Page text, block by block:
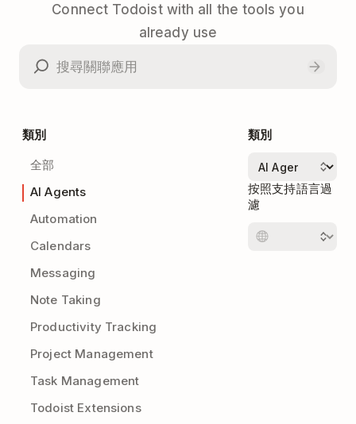
Connect Todoist with all the tools you
already use
類別
全部
AI Agents
Automation
Calendars
Messaging
Note Taking
Productivity Tracking
Project Management
Task Management
Todoist Extensions
類別
按照支持語言過
濾